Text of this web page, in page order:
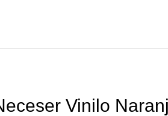
Vinilo